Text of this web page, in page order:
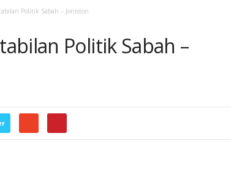
Politik Sabah – Joniston
Politik Sabah –